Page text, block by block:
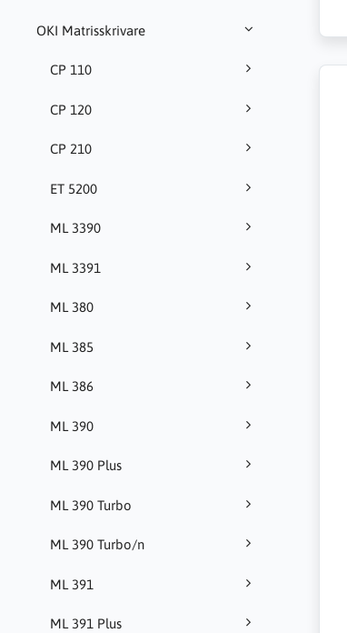
OKI Matrisskrivare
CP 110
CP 120
CP 210
ET 5200
ML 3390
ML 3391
ML 380
ML 385
ML 386
ML 390
ML 390 Plus
ML 390 Turbo
ML 390 Turbo/n
ML 391
ML 391 Plus